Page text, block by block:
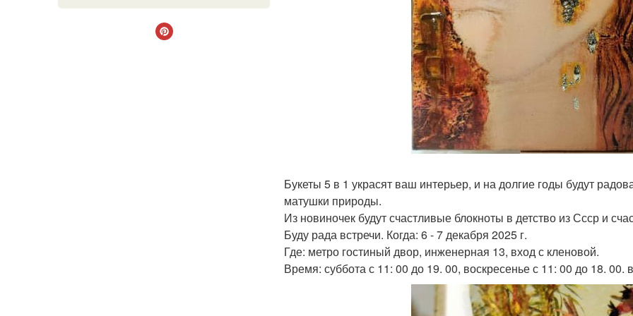
Букеты 5 в 1 украсят ваш интерьер, и на долгие годы будут
матушки природы.
Из новиночек будут счастливые блокноты в детство из Ссср и
Буду рада встречи. Когда: 6 - 7 декабря 2025 г.
Где: метро гостиный двор, инженерная 13, вход с кленовой.
Время: суббота с 11: 00 до 19. 00, воскресенье с 11: 00 до 18. 00.